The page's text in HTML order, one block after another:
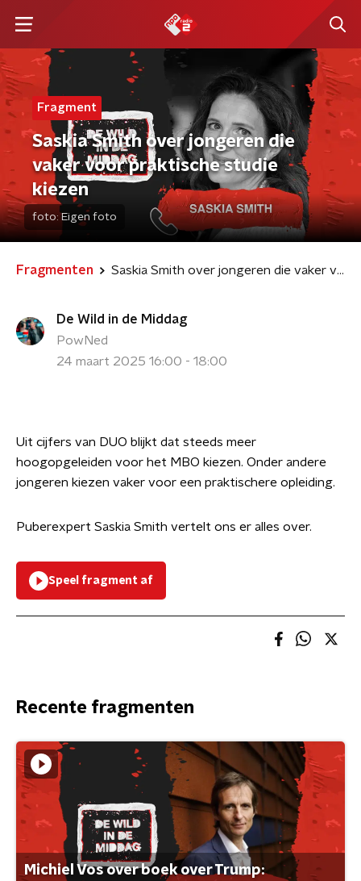
Fragment
Saskia Smith over jongeren die
vaker voor praktische studie
kiezen
foto:Eigen foto
Fragmenten Saskia Smith over jongeren die vaker voor praktische studie kiezen
De Wild in de Middag
PowNed
24 maart 2025 16:00 - 18:00
Uit cijfers van DUO blijkt dat steeds meer
hoogopgeleiden voor het MBO kiezen. Onder andere
jongeren kiezen vaker voor een praktischere opleiding.
Puberexpert Saskia Smith vertelt ons er alles over.
Speel fragment af
Recente fragmenten
Michiel Vos over boek over Trump: